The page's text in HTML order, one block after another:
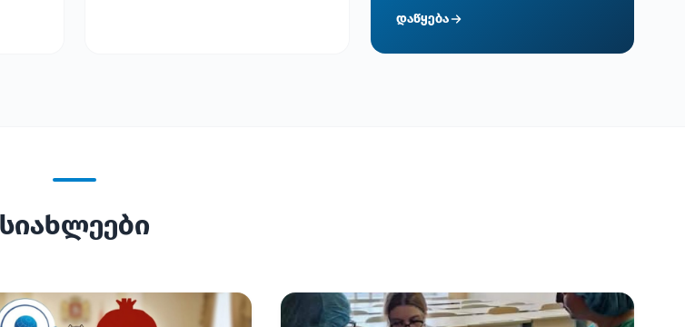
დაწყება
სიახლეები